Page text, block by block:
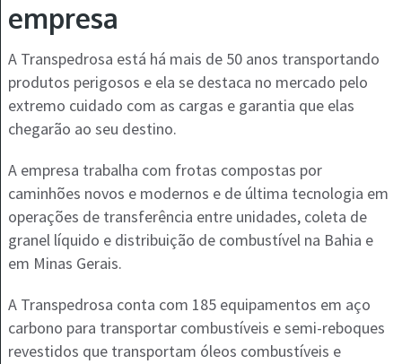
empresa
A Transpedrosa está há mais de 50 anos transportando
produtos perigosos e ela se destaca no mercado pelo
extremo cuidado com as cargas e garantia que elas
chegarão ao seu destino.
A empresa trabalha com frotas compostas por
caminhões novos e modernos e de última tecnologia em
operações de transferência entre unidades, coleta de
granel líquido e distribuição de combustível na Bahia e
em Minas Gerais.
A Transpedrosa conta com 185 equipamentos em aço
carbono para transportar combustíveis e semi-reboques
revestidos que transportam óleos combustíveis e